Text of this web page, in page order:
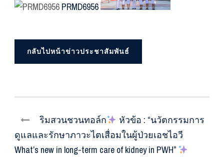
PRMD6956
กลับไปหน้าข่าวประชาสัมพันธ์
ริมสวนชวนทอล์ก
หัวข้อ : “นวัตกรรมการ
ดูแลและรักษาภาวะไตเสื่อมในผู้ป่วยเอชไอวี
What’s new in long-term care of kidney in PWH”